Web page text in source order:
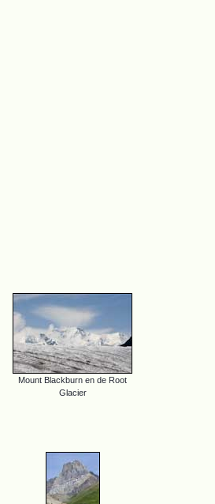
Mount Blackburn en de Root
Glacier